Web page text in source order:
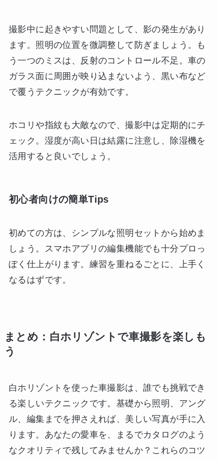
撮影中に起きやすい問題として、影の発生があり
ます。照明の位置を微調整して防ぎましょう。も
う一つのミスは、反射のコントロール不足。車の
ガラス面に周囲が映り込まないよう、黒い布など
で覆うテクニックが有効です。
ホコリや指紋も大敵なので、撮影中は定期的にチ
ェック。湿度が高い日は結露に注意し、除湿機を
活用すると良いでしょう。
初心者向けの簡単Tips
初めての方は、シンプルな照明セットから始めま
しょう。スマホアプリの編集機能でも十分プロっ
ぽく仕上がります。練習を重ねるごとに、上手く
なるはずです。
まとめ：白ホリゾントで車撮影を楽しも
う
白ホリゾントを使った車撮影は、誰でも挑戦でき
る楽しいテクニックです。基礎から照明、アング
ル、編集までを押さえれば、美しい写真が手に入
ります。あなたの愛車を、まるでカタログのよう
なクオリティで残してみませんか？これらのコツ